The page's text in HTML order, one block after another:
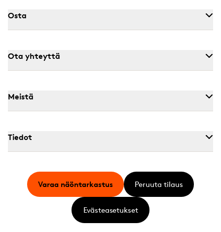
Osta
Ota yhteyttä
Meistä
Tiedot
Varaa näöntarkastus Peruuta tilaus
Evästeasetukset